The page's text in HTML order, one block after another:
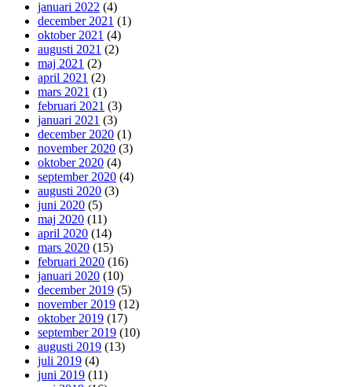
januari 2022 (4)
december 2021 (1)
oktober 2021 (4)
augusti 2021 (2)
maj 2021 (2)
april 2021 (2)
mars 2021 (1)
februari 2021 (3)
januari 2021 (3)
december 2020 (1)
november 2020 (3)
oktober 2020 (4)
september 2020 (4)
augusti 2020 (3)
juni 2020 (5)
maj 2020 (11)
april 2020 (14)
mars 2020 (15)
februari 2020 (16)
januari 2020 (10)
december 2019 (5)
november 2019 (12)
oktober 2019 (17)
september 2019 (10)
augusti 2019 (13)
juli 2019 (4)
juni 2019 (11)